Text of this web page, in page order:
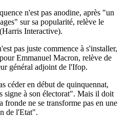
n'est pas anodine, après "un
sur sa popularité, relève le
Interactive).
pas juste commence à s'installer,
Emmanuel Macron, relève de
général adjoint de l'Ifop.
céder en début de quinquennat,
signe à son électorat". Mais il doit
ne se transforme pas en une
de l'Etat".